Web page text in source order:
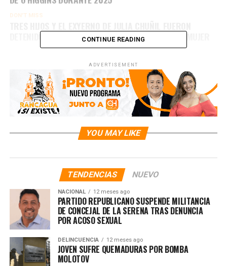
DON'T MISS
DETENIDOS POR EL CRIMEN DE LA DESAPARECIDA MUJER
CONTINUE READING
ADVERTISEMENT
YOU MAY LIKE
TENDENCIAS NUEVO
NACIONAL 12 meses ago
PARTIDO REPUBLICANO SUSPENDE MILITANCIA
DE CONCEJAL DE LA SERENA TRAS DENUNCIA
POR ACOSO SEXUAL
DELINCUENCIA 12 meses ago
JOVEN SUFRE QUEMADURAS POR BOMBA
MOLOTOV